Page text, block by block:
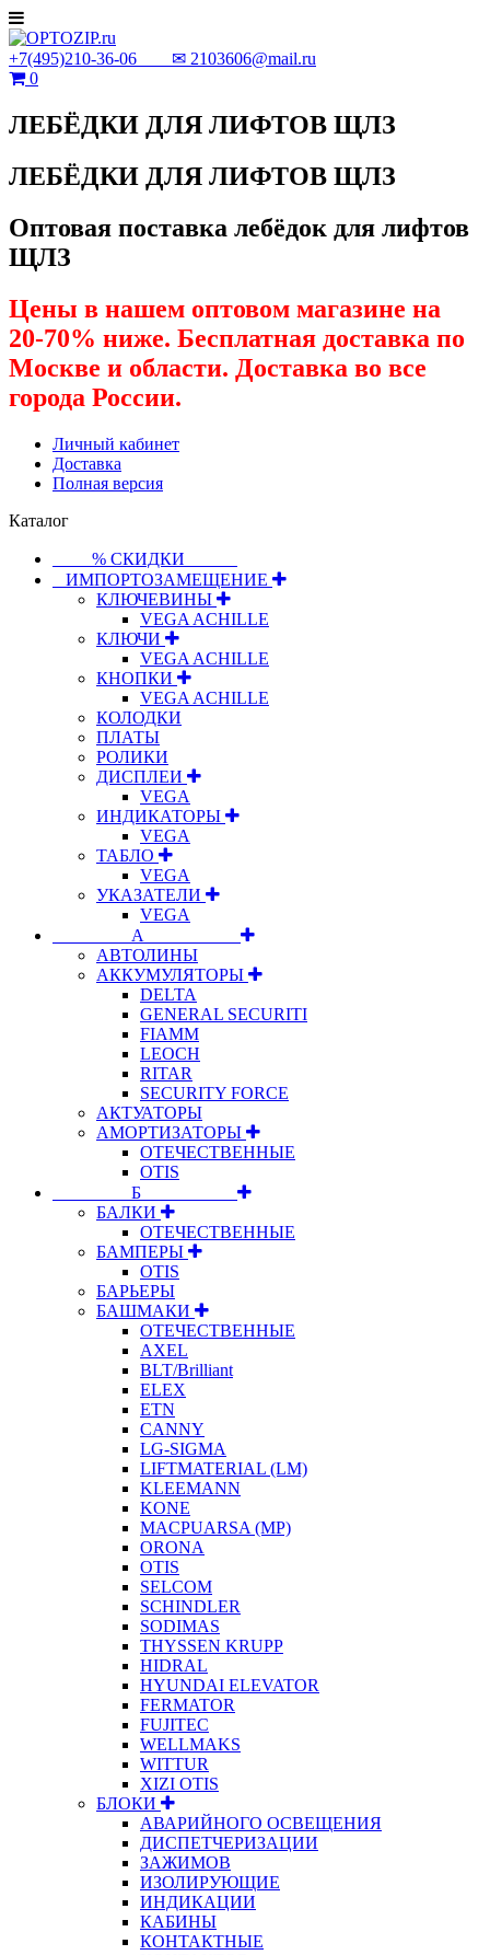
+7(495)210-36-06 ✉ 2103606@mail.ru
0
ЛЕБЁДКИ ДЛЯ ЛИФТОВ ЩЛЗ
ЛЕБЁДКИ ДЛЯ ЛИФТОВ ЩЛЗ
Оптовая поставка лебёдок для лифтов
ЩЛЗ
Цены в нашем оптовом магазине на
20-70% ниже. Бесплатная доставка по
Москве и области. Доставка во все
города России.
Личный кабинет
Доставка
Полная версия
Каталог
⠀⠀⠀% СКИДКИ⠀⠀⠀⠀
⠀ИМПОРТОЗАМЕЩЕНИЕ
КЛЮЧЕВИНЫ
VEGA ACHILLE
КЛЮЧИ
VEGA ACHILLE
КНОПКИ
VEGA ACHILLE
КОЛОДКИ
ПЛАТЫ
РОЛИКИ
ДИСПЛЕИ
VEGA
ИНДИКАТОРЫ
VEGA
ТАБЛО
VEGA
УКАЗАТЕЛИ
VEGA
⠀⠀⠀⠀⠀⠀А⠀⠀⠀⠀⠀⠀⠀
АВТОЛИНЫ
АККУМУЛЯТОРЫ
DELTA
GENERAL SECURITI
FIAMM
LEOCH
RITAR
SECURITY FORCE
АКТУАТОРЫ
АМОРТИЗАТОРЫ
ОТЕЧЕСТВЕННЫЕ
OTIS
⠀⠀⠀⠀⠀⠀Б⠀⠀⠀⠀⠀⠀⠀
БАЛКИ
ОТЕЧЕСТВЕННЫЕ
БАМПЕРЫ
OTIS
БАРЬЕРЫ
БАШМАКИ
ОТЕЧЕСТВЕННЫЕ
AXEL
BLT/Brilliant
ELEX
ETN
CANNY
LG-SIGMA
LIFTMATERIAL (LM)
KLEEMANN
KONE
MACPUARSA (MP)
ORONA
OTIS
SELCOM
SCHINDLER
SODIMAS
THYSSEN KRUPP
HIDRAL
HYUNDAI ELEVATOR
FERMATOR
FUJITEC
WELLMAKS
WITTUR
XIZI OTIS
БЛОКИ
АВАРИЙНОГО ОСВЕЩЕНИЯ
ДИСПЕТЧЕРИЗАЦИИ
ЗАЖИМОВ
ИЗОЛИРУЮЩИЕ
ИНДИКАЦИИ
КАБИНЫ
КОНТАКТНЫЕ